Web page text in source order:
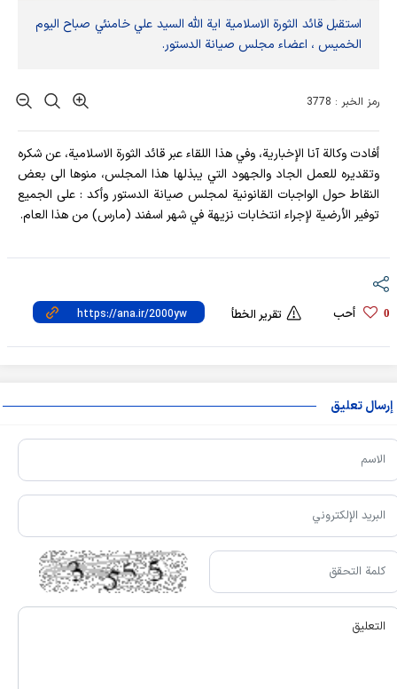
استقبل قائد الثورة الاسلامية اية الله السيد علي خامنئي صباح اليوم
الخميس ، اعضاء مجلس صيانة الدستور.
رمز الخبر : 3778
أفادت وكالة آنا الإخبارية، وفي هذا اللقاء عبر قائد الثورة الاسلامية، عن شكره
وتقديره للعمل الجاد والجهود التي يبذلها هذا المجلس، منوها الى بعض
النقاط حول الواجبات القانونية لمجلس صيانة الدستور وأكد : على الجميع
توفير الأرضية لإجراء انتخابات نزيهة في شهر اسفند (مارس) من هذا العام.
0 أحب تقرير الخطأ
إرسال تعليق